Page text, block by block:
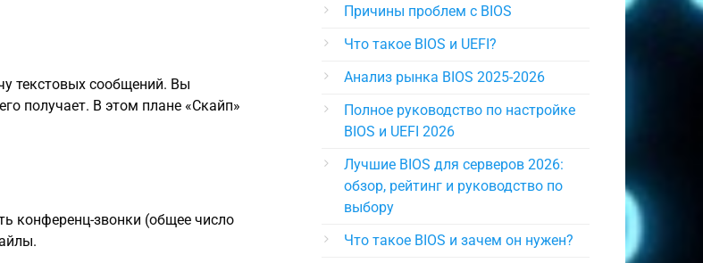
текстовых сообщений. Вы
получает. В этом плане «Скайп»
конференц-звонки (общее число
Причины проблем с BIOS
Что такое BIOS и UEFI?
Анализ рынка BIOS 2025-2026
Полное руководство по настройке
BIOS и UEFI 2026
Лучшие BIOS для серверов 2026:
обзор, рейтинг и руководство по
выбору
Что такое BIOS и зачем он нужен?